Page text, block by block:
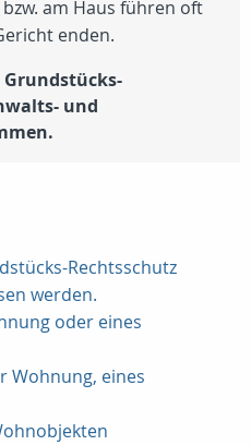
am Haus führen oft
enden.
Grundstücks-
und
Rechtsschutz
werden.
oder eines
Wohnung, eines